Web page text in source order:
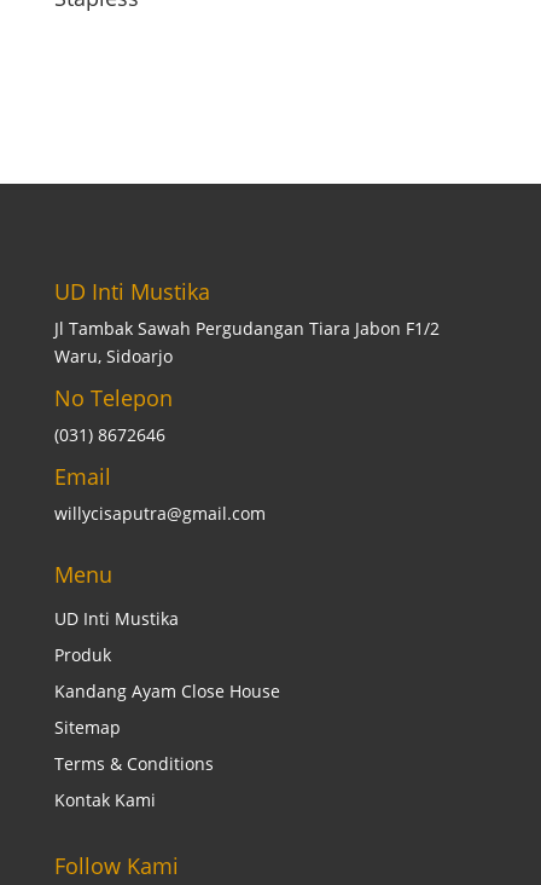
UD Inti Mustika
Jl Tambak Sawah Pergudangan Tiara Jabon F1/2
Waru, Sidoarjo
No Telepon
(031) 8672646
Email
willycisaputra@gmail.com
Menu
UD Inti Mustika
Produk
Kandang Ayam Close House
Sitemap
Terms & Conditions
Kontak Kami
Follow Kami